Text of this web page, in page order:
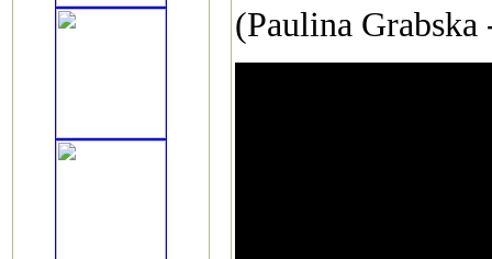
(Paulina